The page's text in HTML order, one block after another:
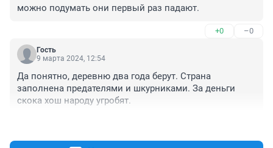
можно подумать они первый раз падают.
+0 –0
Гость
9 марта 2024, 12:54
Да понятно, деревню два года берут. Страна
заполнена предателями и шкурниками. За деньги
скока хош народу угробят.